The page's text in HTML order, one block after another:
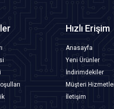
Hızlı Erişim
Anasayfa
Yeni Ürünler
İndirimdekiler
Müşteri
İletişim